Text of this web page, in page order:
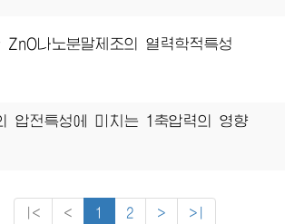
나노분말제조의 열력학적특성
압전특성에 미치는 1축압력의 영향
|< < 1 2 > >|